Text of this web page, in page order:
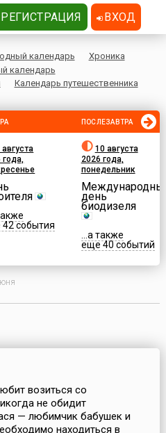
календарь
Хроника
календарь
Календарь путешественника
августа
года,
события
ПОСЛЕЗАВТРА
10 августа
2026 года,
понедельник
день
биодизеля
...а также
еще 40 событий
возиться со
не обидит
— любимчик бабушек и
находиться в
РЕГИСТРАЦИЯ ВХОД